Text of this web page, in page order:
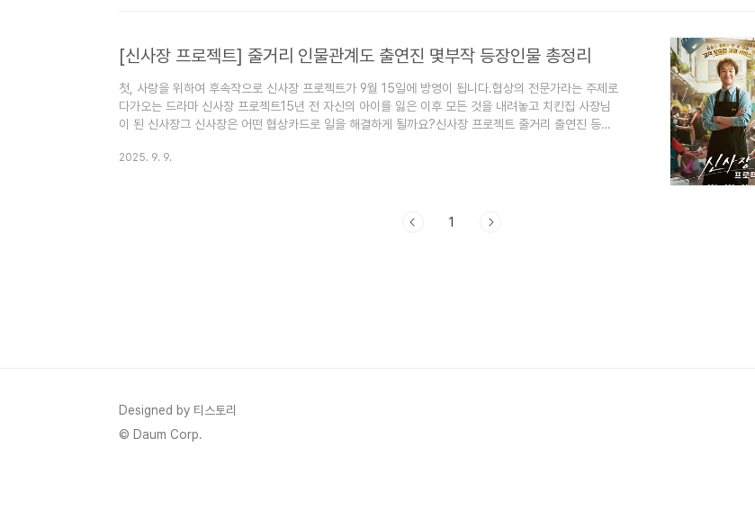
[신사장 프로젝트] 줄거리 인물관계도 출연진 몇부작 등장인물 총정리
첫, 사랑을 위하여 후속작으로 신사장 프로젝트가 9월 15일에 방영이 됩니다.협상의 전문가라는 주제로
다가오는 드라마 신사장 프로젝트15년 전 자신의 아이를 잃은 이후 모든 것을 내려놓고 치킨집 사장님
이 된 신사장그 신사장은 어떤 협상카드로 일을 해결하게 될까요?신사장 프로젝트 줄거리 출연진 등장
젝트 드라마 장르는 오피스 코미디 드라마입니다.신사장 프로젝트 드라마 방송은 2025년 9월 15일 ~
2025. 9. 9.
1
Designed by 티스토리
© Daum Corp.